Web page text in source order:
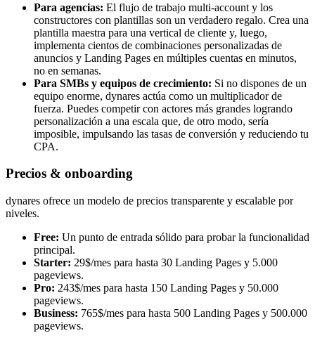
Para agencias: El flujo de trabajo multi-account y los
constructores con plantillas son un verdadero regalo. Crea una
plantilla maestra para una vertical de cliente y, luego,
implementa cientos de combinaciones personalizadas de
anuncios y Landing Pages en múltiples cuentas en minutos,
no en semanas.
Para SMBs y equipos de crecimiento: Si no dispones de un
equipo enorme, dynares actúa como un multiplicador de
fuerza. Puedes competir con actores más grandes logrando
personalización a una escala que, de otro modo, sería
imposible, impulsando las tasas de conversión y reduciendo tu
CPA.
Precios & onboarding
dynares ofrece un modelo de precios transparente y escalable por
niveles.
Free: Un punto de entrada sólido para probar la funcionalidad
principal.
Starter: 29$/mes para hasta 30 Landing Pages y 5.000
pageviews.
Pro: 243$/mes para hasta 150 Landing Pages y 50.000
pageviews.
Business: 765$/mes para hasta 500 Landing Pages y 500.000
pageviews.